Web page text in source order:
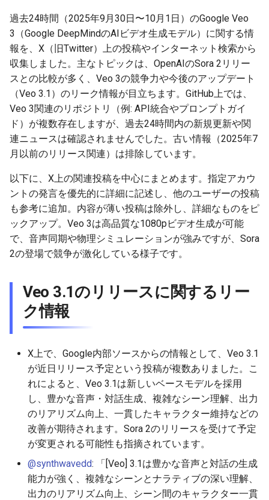
s
e
h
2026-07-10
2026-07-09
2026-07-08
2026-07-07
2026-07-06
2026-07-04
2026-07-03
2026-07-02
2026-07-01
2026-06-28
2026-06-26
2026-06-25
2026-06-24
2026-06-23
2025-12-24
2025-12-23
2025-12-22
2025-12-21
2025-12-20
2025-12-18
2025-12-17
2025-12-16
2025-12-15
2025-12-12
2025-12-11
2025-12-10
2025-12-09
2025-12-08
2026-07-10
2026-07-09
2026-07-08
2026-07-07
2026-07-06
2026-07-04
2026-07-03
2026-07-02
2026-07-01
2026-06-28
2026-06-26
2026-06-25
2026-06-24
2026-06-23
2025-12-24
2025-12-23
2025-12-22
2025-12-21
2025-12-20
2025-12-18
2025-12-17
2025-12-16
2025-12-15
2025-12-12
2025-12-11
2025-12-10
2025-12-09
2025-12-08
2026-05-17
2026-05-10
2026-05-03
2026-04-26
2026-04-19
2026-05-24
2026-05-17
2026-05-10
2026-05-03
2026-04-26
2026-04-12
2026-04-05
2026-03-29
2026-03-22
2026-03-01
2026-02-22
2026-02-15
2026-02-08
2026-02-01
2025-11-16
2025-11-09
2025-11-02
2025-10-26
2025-10-19
2025-10-05
2025-10-02
2025-09-28
2025-09-24
2026-05-24
2026-05-17
2026-05-10
2026-05-03
2026-04-26
2026-04-12
2026-04-05
2026-03-29
2026-03-22
2026-03-01
2026-02-22
2026-02-15
2026-02-08
2026-02-05
2026-05-24
2026-05-17
2026-05-10
2026-05-03
2026-04-26
2026-04-12
2026-04-05
2026-03-29
2026-03-22
2026-03-01
2026-02-22
2026-02-15
2026-02-08
2026-02-01
2025-11-09
2025-11-02
2025-10-26
2025-10-19
2025-10-12
2025-10-04
2026-07-10
2026-07-09
2026-07-08
2026-07-07
2026-07-05
2026-07-03
2026-07-02
2026-07-01
2026-06-30
2026-06-26
2026-06-25
2026-06-24
2026-06-23
2026-06-21
2025-12-24
2025-12-23
2025-12-22
2025-12-21
2025-12-20
2025-12-18
2025-12-17
2025-12-16
2025-12-15
2025-12-12
2025-12-11
2025-12-10
2025-12-09
2025-12-08
2026-05-24
2026-05-17
2026-05-10
2026-05-03
2026-04-26
2026-04-12
2026-04-05
2026-03-29
2026-03-22
2026-03-01
2026-02-22
2026-02-15
2026-02-08
2026-02-01
2025-11-09
2025-11-02
2025-10-26
2025-10-19
2025-10-12
2025-10-02
2025-09-27
2025-09-23
2026-05-10
2026-05-03
2026-04-26
2026-04-19
2026-04-12
2026-04-05
2026-03-29
2026-03-22
2026-03-15
2026-02-22
2026-02-15
2026-02-08
2026-02-01
2026-01-25
2026-07-09
2026-07-08
2026-07-07
2026-07-06
2026-07-05
2026-07-03
2026-07-02
2026-07-01
2026-06-30
2026-06-28
2026-06-25
2026-06-24
2026-06-23
2026-06-22
2026-06-21
2026-05-24
2026-05-17
2026-05-10
2026-05-03
2026-04-26
2026-04-12
2026-04-05
2026-03-29
2026-03-22
2026-03-01
2026-02-22
2026-02-15
2026-02-08
2026-02-01
2026-07-09
2026-07-08
2026-07-07
2026-07-06
2026-07-05
2026-07-03
2026-07-02
2026-07-01
2026-06-30
2026-06-27
2026-06-26
2026-06-25
2026-06-24
2026-06-23
2026-05-30
2026-05-23
2026-05-19
2026-05-18
2026-05-23
2026-05-19
2026-07-08
2026-07-07
2026-07-06
2026-07-05
2026-07-04
2026-07-01
2026-06-30
2026-06-29
2026-06-28
2026-06-23
2026-06-22
2026-06-21
2026-06-20
2026-06-18
2026-05-24
2026-05-17
2026-05-10
2026-05-03
2026-04-26
2026-04-12
2026-04-05
2026-03-30
過去24時間（2025年9月30日〜10月1日）のGoogle Veo
3（Google DeepMindのAIビデオ生成モデル）に関する情
報を、X（旧Twitter）上の投稿やインターネット検索から
収集しました。主なトピックは、OpenAIのSora 2リリー
スとの比較が多く、Veo 3の競争力や今後のアップデート
（Veo 3.1）のリーク情報が目立ちます。GitHub上では、
Veo 3関連のリポジトリ（例: API統合やプロンプトガイ
ド）が複数存在しますが、過去24時間内の新規更新や関
連ニュースは確認されませんでした。古い情報（2025年7
月以前のリリース関連）は排除しています。
以下に、X上の関連投稿を中心にまとめます。指定アカウ
ントの発言を優先的に詳細に記述し、他のユーザーの投稿
も参考に追加。内容が薄い投稿は除外し、詳細なものをピ
ックアップ。Veo 3は高品質な1080pビデオ生成が可能
で、音声同期や物理シミュレーションが強みですが、Sora
2の登場で競争が激化している様子です。
Veo 3.1のリリースに関するリー
ク情報
X上で、Google内部ソースからの情報として、Veo 3.1
が近日リリース予定という投稿が複数ありました。こ
れによると、Veo 3.1は新しいベースモデルを採用
し、豊かな音声・対話生成、複雑なシーン理解、出力
のリアリズム向上、一貫したキャラクター維持などの
改善が期待されます。Sora 2のリリースを受けて予定
が変更される可能性も指摘されています。
@synthwavedd: 「[Veo] 3.1は豊かな音声と対話の生成
能力が強く、複雑なシーンとナラティブの深い理解、
出力のリアリズム向上、シーン間のキャラクター一貫